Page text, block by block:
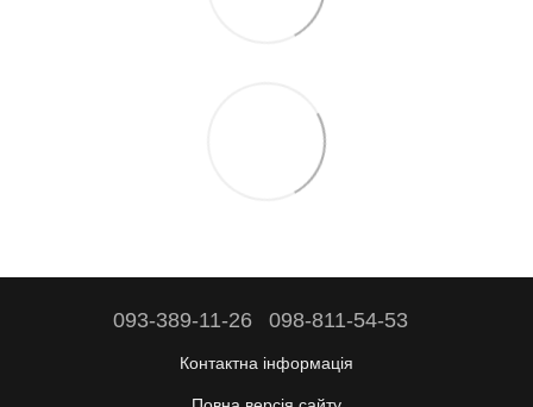
093-389-11-26 098-811-54-53
Контактна інформація